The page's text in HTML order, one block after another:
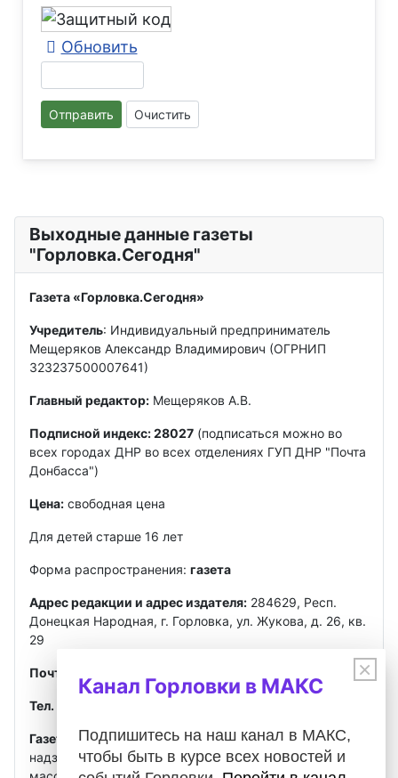
Обновить
Отправить Очистить
Выходные данные газеты
"Горловка.Сегодня"
Газета «Горловка.Сегодня»
Учредитель: Индивидуальный предприниматель
Мещеряков Александр Владимирович (ОГРНИП
323237500007641)
Главный редактор: Мещеряков А.В.
Подписной индекс: 28027 (подписаться можно во
всех городах ДНР во всех отделениях ГУП ДНР "Почта
Донбасса")
Цена: свободная цена
Для детей старше 16 лет
Форма распространения: газета
Адрес редакции и адрес издателя: 284629, Респ.
Донецкая Народная, г. Горловка, ул. Жукова, д. 26, кв.
29
Почта
Тел. ред.:
Газета зарегистрированаФедеральной службой по
надзору в сфере связи, информационных технологий и
×
Канал Горловки в МАКС
Подпишитесь на наш канал в МАКС,
чтобы быть в курсе всех новостей и